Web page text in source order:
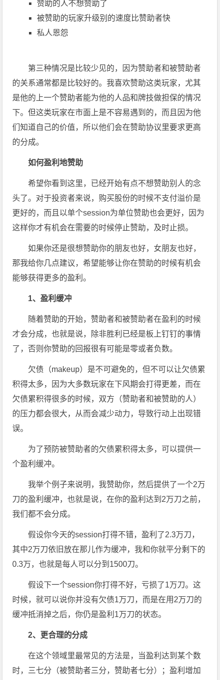
赞助的人不想赞助了
被赞助的玩家升级别的速度比赞助者快
私人恩怨
第三种情况是比较少见的，因为赞助者和被赞助者
的关系通常都是比较好的。我喜欢赞助这类玩家，尤其
是他的上一个赞助者能为他的人品和牌技做担保的情况
下。但这类玩家在市面上是不容易遇到的，而且因为他
们知道自己的价值，所以他们会在赞助协议里要求更高
的分成。
如何盈利地赞助
希望你看到这里，已经开始有点不想赞助别人的念
头了。对于投资者来说，购买股份的时候不支付溢价是
更好的，而且以单个session为单位赞助也会更好，因为
这样你才有机会在需要的时候停止赞助，及时止损。
如果你还是很想赞助你的朋友也好，女朋友也好，
那我给你几点建议，希望能够让你在赞助的时候有机会
能够获得更多的盈利。
1、盈利缓冲
随着赞助的开始，赞助者和被赞助者在盈利的时候
才会分成，也就是说，除非胜利已经是板上钉钉的事情
了，否则你赞助的回报很有可能是零或者负数。
欠债（makeup）是不可避免的，但不可以让欠债累
积得太多，因为大多数玩家在下风期会打得更差，而在
欠债累积得很多的时候，双方（赞助者和被赞助的人）
的压力都会很大，从而会减少动力，导致行动上出现错
误。
为了预防被赞助者的欠债累积得太多，可以提供一
个盈利缓冲。
我举个例子来说明，我赞助你，然后提供了一个2万
刀的盈利缓冲，也就是说，在你的盈利达到2万刀之前，
我们都不会分成。
假设你今天的session打得不错，盈利了2.3万刀，
其中2万刀依旧放在那儿作为缓冲，我和你就平分剩下的
0.3万，也就是每人可以分到1500刀。
假设下一个session你打得不好，亏损了1万刀。这
时候，就可以说你并没有欠债1万刀，而是在用2万刀的
缓冲抵消掉之后，你仍是盈利1万刀的状态。
2、更合理的分成
在这个领域里最常见的方法是，当盈利达到某个数
时，三七分（被赞助者三分，赞助者七分）；盈利增加